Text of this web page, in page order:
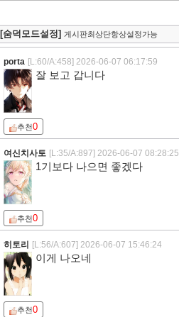
[숨덕모드설정] 게시판최상단항상설정가능
porta [L:60/A:458] 2026-06-07 06:17:59
잘 보고 갑니다
추천0
여신치사토 [L:35/A:897] 2026-06-07 08:28:25
1기보다 나으면 좋겠다
추천0
히토리 [L:56/A:607] 2026-06-07 15:46:24
이게 나오네
추천0